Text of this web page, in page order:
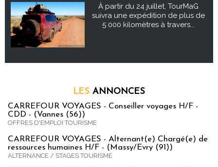
À partir du 24 juillet, TourMaG
suivra une expédition de plus de
5 000 kilomètres à travers...
LES ANNONCES
CARREFOUR VOYAGES - Conseiller voyages H/F -
CDD - (Vannes (56))
OFFRES D'EMPLOI TOURISME
CARREFOUR VOYAGES - Alternant(e) Chargé(e) de
ressources humaines H/F - (Massy/Evry (91))
ALTERNANCE / STAGES TOURISME